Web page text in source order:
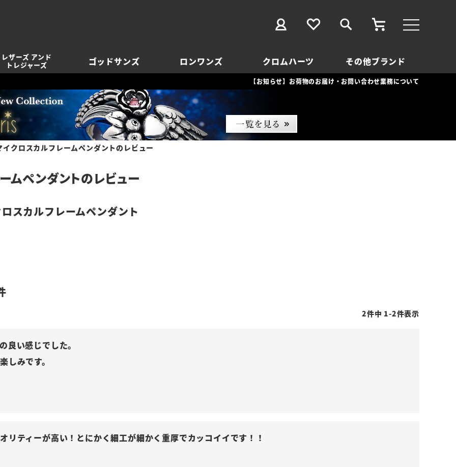
レザーズ アンド
トレジャーズ
ゴッドサンズ ロンワンズ クロムハーツ その他ブランド
【お知らせ】お荷物のお届け・お問い合わせ業務について
クロスカルフレームペンダントのレビュー
ムペンダントのレビュー
スカルフレームペンダント
2件中 1-2件表示
良い感じでした。
しみです。
リティーが高い！とにかく細工が細かく重厚でカッコイイです！！